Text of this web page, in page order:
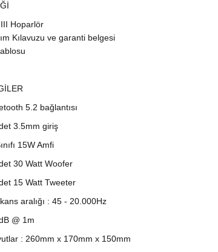
Hoparlör
Kılavuzu ve garanti belgesi
5.2 bağlantısı
giriş
15W Amfi
Watt Woofer
Watt Tweeter
: 45 - 20.000Hz
1m
260mm x 170mm x 150mm